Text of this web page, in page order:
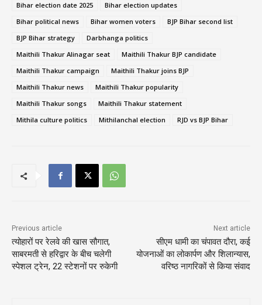
Bihar election date 2025
Bihar election updates
Bihar political news
Bihar women voters
BJP Bihar second list
BJP Bihar strategy
Darbhanga politics
Maithili Thakur Alinagar seat
Maithili Thakur BJP candidate
Maithili Thakur campaign
Maithili Thakur joins BJP
Maithili Thakur news
Maithili Thakur popularity
Maithili Thakur songs
Maithili Thakur statement
Mithila culture politics
Mithilanchal election RJD vs BJP Bihar
Previous article
त्योहारों पर रेलवे की खास सौगात,
साबरमती से हरिद्वार के बीच चलेगी
स्पेशल ट्रेन, 22 स्टेशनों पर रुकेगी
Next article
सीएम धामी का चंपावत दौरा, कई
योजनाओं का लोकार्पण और शिलान्यास,
वरिष्ठ नागरिकों से किया संवाद